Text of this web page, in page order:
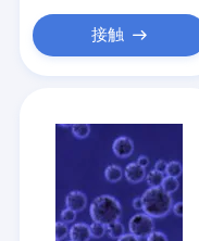
プロダクト
ビデオ
VRショー
接触